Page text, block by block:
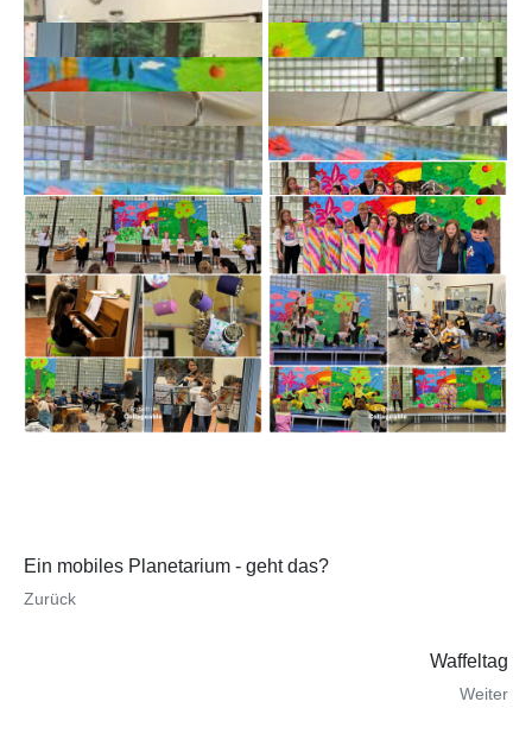
Ein mobiles Planetarium - geht das?
Zurück
Waffeltag
Weiter